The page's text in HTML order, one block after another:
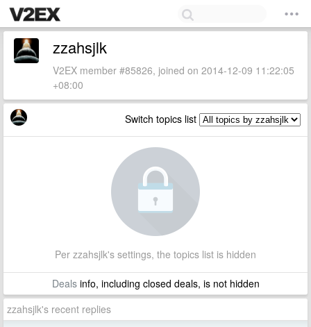
zzahsjlk
V2EX member #85826, joined on 2014-12-09 11:22:05
+08:00
Switch topics list
Per zzahsjlk's settings, the topics list is hidden
Dealsinfo, including closed deals, is not hidden
zzahsjlk's recent replies